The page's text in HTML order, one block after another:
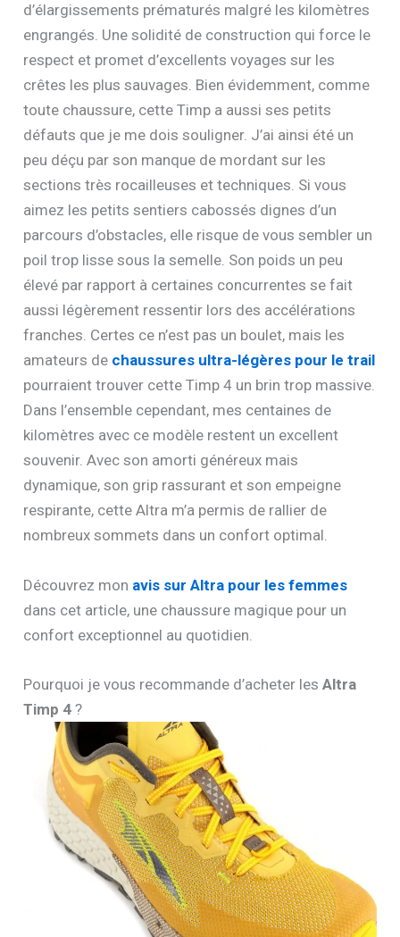
d’élargissements prématurés malgré les kilomètres
engrangés. Une solidité de construction qui force le
respect et promet d’excellents voyages sur les
crêtes les plus sauvages. Bien évidemment, comme
toute chaussure, cette Timp a aussi ses petits
défauts que je me dois souligner. J’ai ainsi été un
peu déçu par son manque de mordant sur les
sections très rocailleuses et techniques. Si vous
aimez les petits sentiers cabossés dignes d’un
parcours d’obstacles, elle risque de vous sembler un
poil trop lisse sous la semelle. Son poids un peu
élevé par rapport à certaines concurrentes se fait
aussi légèrement ressentir lors des accélérations
franches. Certes ce n’est pas un boulet, mais les
amateurs de chaussures ultra-légères pour le trail
pourraient trouver cette Timp 4 un brin trop massive.
Dans l’ensemble cependant, mes centaines de
kilomètres avec ce modèle restent un excellent
souvenir. Avec son amorti généreux mais
dynamique, son grip rassurant et son empeigne
respirante, cette Altra m’a permis de rallier de
nombreux sommets dans un confort optimal.
Découvrez mon avis sur Altra pour les femmes
dans cet article, une chaussure magique pour un
confort exceptionnel au quotidien.
Pourquoi je vous recommande d’acheter lesAltra
Timp 4 ?